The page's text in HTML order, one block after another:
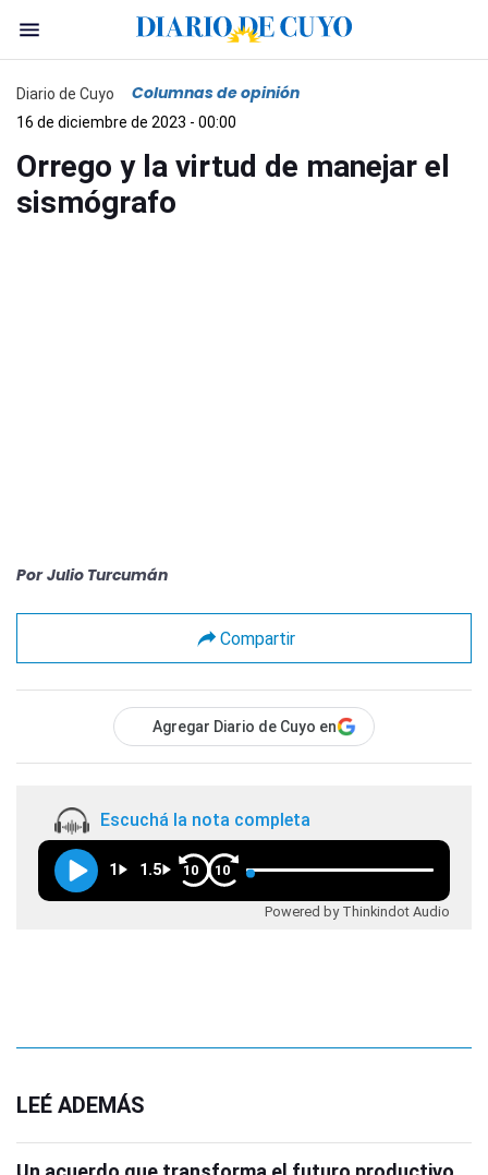
Diario de Cuyo Columnas de opinión
16 de diciembre de 2023 - 00:00
Orrego y la virtud de manejar el
sismógrafo
Por Julio Turcumán
Compartir
Agregar Diario de Cuyo en
Escuchá la nota completa
1 1.5 10 10
Powered by Thinkindot Audio
LEÉ ADEMÁS